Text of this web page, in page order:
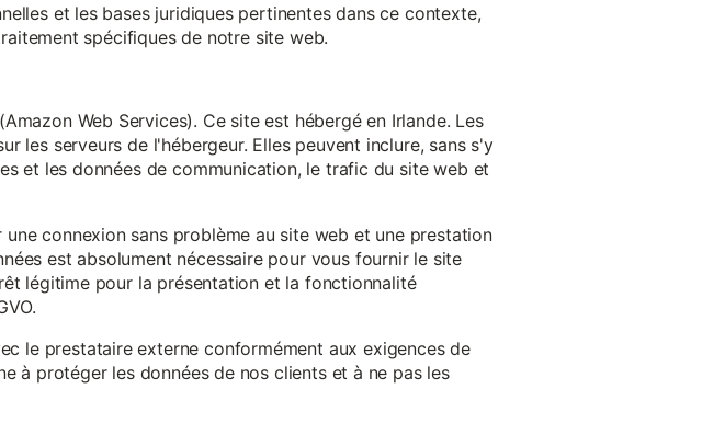
et les bases juridiques pertinentes dans ce contexte,
spécifiques de notre site web.
Web Services). Ce site est hébergé en Irlande. Les
les serveurs de l'hébergeur. Elles peuvent inclure, sans s'y
et les données de communication, le trafic du site web et
connexion sans problème au site web et une prestation
est absolument nécessaire pour vous fournir le site
légitime pour la présentation et la fonctionnalité
le prestataire externe conformément aux exigences de
à protéger les données de nos clients et à ne pas les